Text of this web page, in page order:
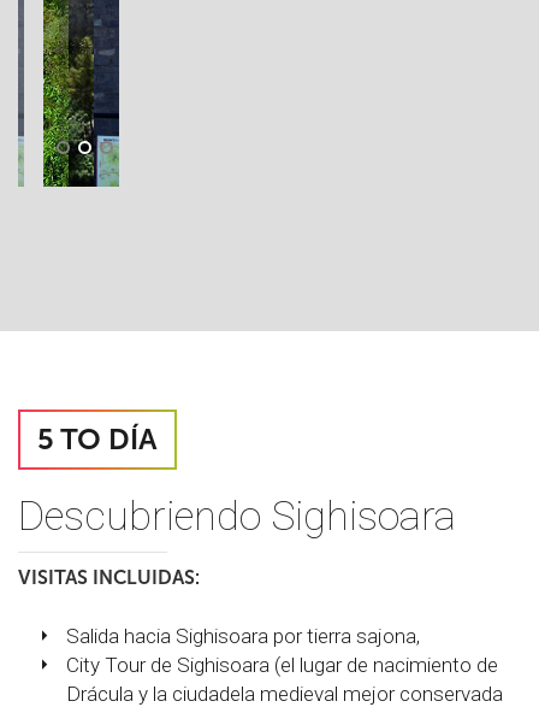
5 TO DÍA
Descubriendo Sighisoara
VISITAS INCLUIDAS:
Salida hacia Sighisoara por tierra sajona,
City Tour de Sighisoara (el lugar de nacimiento de
Drácula y la ciudadela medieval mejor conservada